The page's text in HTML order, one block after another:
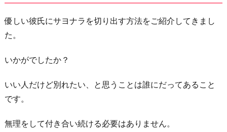
優しい彼氏にサヨナラを切り出す方法をご紹介してきまし
た。
いかがでしたか？
いい人だけど別れたい、と思うことは誰にだってあること
です。
無理をして付き合い続ける必要はありません。